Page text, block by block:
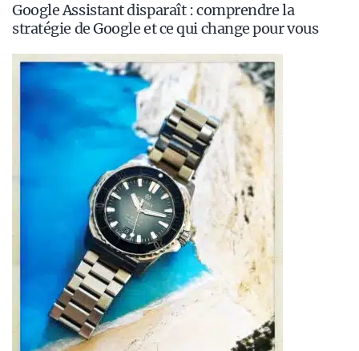
Google Assistant disparaît : comprendre la
stratégie de Google et ce qui change pour vous